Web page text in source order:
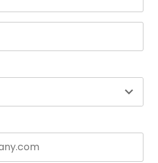
de validación y debe